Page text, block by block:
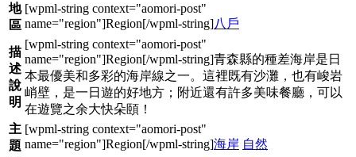
地
區
八戶
描
述
說
明
青森縣的種差海岸是日
本最優美和多彩的海岸線之一。這裡既有沙灘，也有峻岩
峭壁，是一日遊的好地方；附近還有許多美味餐廳，可以
在遊覽之余大快朵頤！
主
題
海岸 自然